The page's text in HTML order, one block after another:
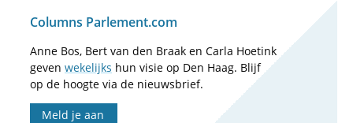
Columns Parlement.com
Anne Bos, Bert van den Braak en Carla Hoetink
geven wekelijks hun visie op Den Haag. Blijf
op de hoogte via de nieuwsbrief.
Meld je aan